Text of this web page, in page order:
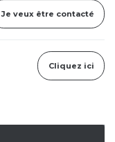
Je veux être contacté
Cliquez ici